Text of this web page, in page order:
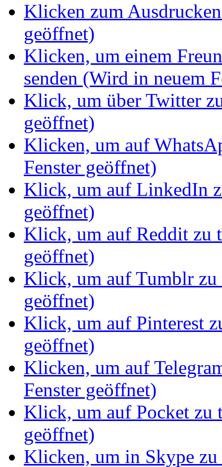
Klicken zum
geöffnet)
Klicken, um einem
senden (Wird in neuem
Klick, um über Twitter
geöffnet)
Klicken, um auf
Fenster geöffnet)
Klick, um auf LinkedIn
geöffnet)
Klick, um auf Reddit zu
geöffnet)
Klick, um auf Tumblr zu
geöffnet)
Klick, um auf Pinterest
geöffnet)
Klicken, um auf
Fenster geöffnet)
Klick, um auf Pocket zu
geöffnet)
Klicken, um in Skype